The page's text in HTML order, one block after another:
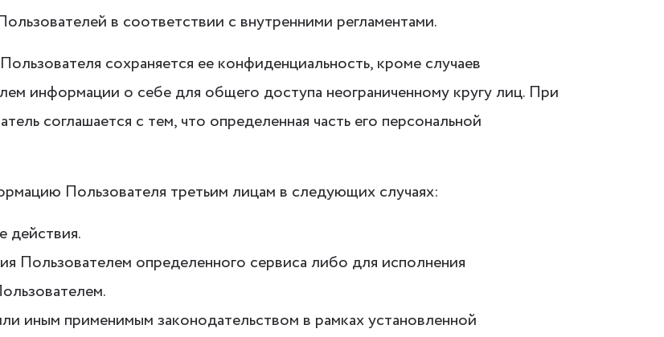
в соответствии с внутренними регламентами.
сохраняется ее конфиденциальность, кроме случаев
информации о себе для общего доступа неограниченному кругу лиц. При
соглашается с тем, что определенная часть его персональной
Пользователя третьим лицам в следующих случаях:
действия.
Пользователем определенного сервиса либо для исполнения
иным применимым законодательством в рамках установленной